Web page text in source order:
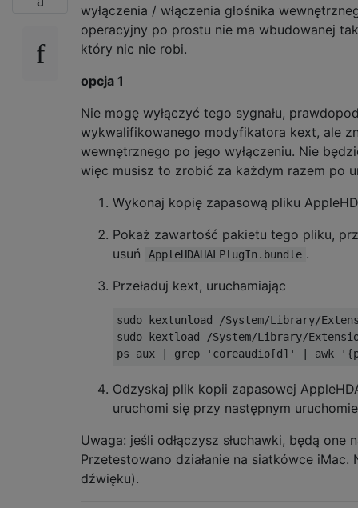
wyłączenia / włączenia głośnika
operacyjny po prostu nie ma wbudowanej
który nic nie robi.
opcja 1
Nie mogę wyłączyć tego sygnału,
wykwalifikowanego modyfikatora kext, ale
wewnętrznego po jego wyłączeniu. Nie
więc musisz to zrobić za każdym razem po
Wykonaj kopię zapasową pliku
Pokaż zawartość pakietu tego pliku,
usuń
AppleHDAHALPlugIn.bundle .
Przeładuj kext, uruchamiając
sudo kextunload /System/Library/
sudo kextload /System/Library/
Odzyskaj plik kopii zapasowej
uruchomi się przy następnym
Uwaga: jeśli odłączysz słuchawki, będą
Przetestowano działanie na siatkówce iMac.
dźwięku).